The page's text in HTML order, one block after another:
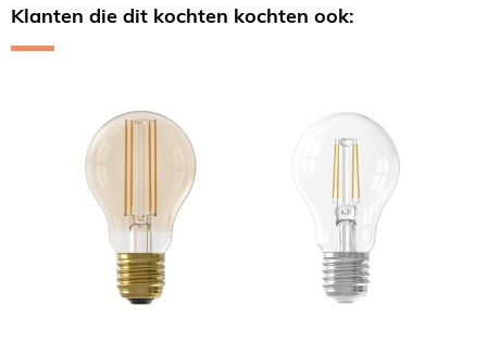
Klanten die dit kochten kochten ook: